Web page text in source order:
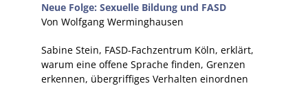
Neue Folge: Sexuelle Bildung und FASD
Von Wolfgang Werminghausen
Sabine Stein, FASD-Fachzentrum Köln, erklärt,
warum eine offene Sprache finden, Grenzen
erkennen, übergriffiges Verhalten einordnen